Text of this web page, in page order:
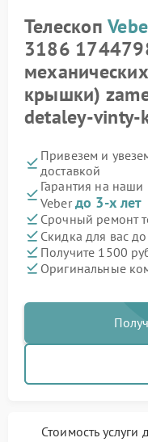
Телескоп
3186
крышки)
detaley-vinty-
Привезем и
доставкой
Гарантия на
Veberдо 3-х лет
Срочный ремонт
Скидка для вас до
Получите 1500
Оригинальные
Стоимость услуги